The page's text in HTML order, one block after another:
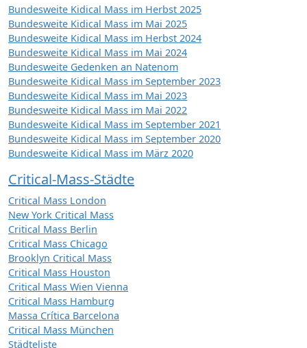
Bundesweite Kidical Mass im Herbst 2025
Bundesweite Kidical Mass im Mai 2025
Bundesweite Kidical Mass im Herbst 2024
Bundesweite Kidical Mass im Mai 2024
Bundesweite Gedenken an Natenom
Bundesweite Kidical Mass im September 2023
Bundesweite Kidical Mass im Mai 2023
Bundesweite Kidical Mass im Mai 2022
Bundesweite Kidical Mass im September 2021
Bundesweite Kidical Mass im September 2020
Bundesweite Kidical Mass im März 2020
Critical-Mass-Städte
Critical Mass London
New York Critical Mass
Critical Mass Berlin
Critical Mass Chicago
Brooklyn Critical Mass
Critical Mass Houston
Critical Mass Wien Vienna
Critical Mass Hamburg
Massa Crítica Barcelona
Critical Mass München
Städteliste